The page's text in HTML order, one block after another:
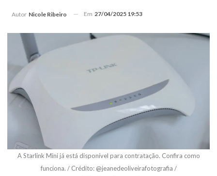
Autor Nicole Ribeiro Em 27/04/2025 19:53
A Starlink Mini já está disponível para contratação. Confira como
funciona. / Crédito: @jeanedeoliveirafotografia /